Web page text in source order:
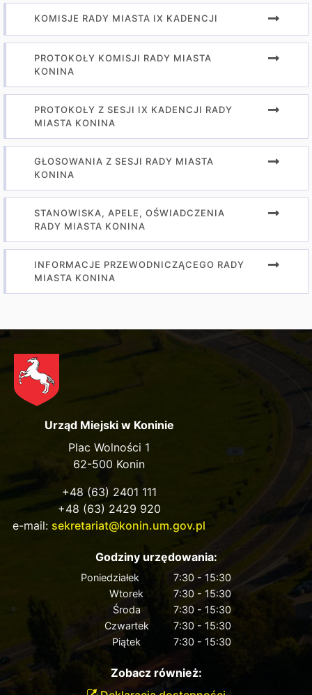
KOMISJE RADY MIASTA IX KADENCJI
PROTOKOŁY KOMISJI RADY MIASTA
KONINA
PROTOKOŁY Z SESJI IX KADENCJI RADY
MIASTA KONINA
GŁOSOWANIA Z SESJI RADY MIASTA
KONINA
STANOWISKA, APELE, OŚWIADCZENIA
RADY MIASTA KONINA
INFORMACJE PRZEWODNICZĄCEGO RADY
MIASTA KONINA
Urząd Miejski w Koninie
Plac Wolności 1
62-500 Konin
+48 (63) 2401 111
+48 (63) 2429 920
e-mail: sekretariat@konin.um.gov.pl
Godziny urzędowania:
Poniedziałek
7:30 - 15:30
Wtorek
7:30 - 15:30
Środa
7:30 - 15:30
Czwartek
7:30 - 15:30
Piątek
7:30 - 15:30
Zobacz również: